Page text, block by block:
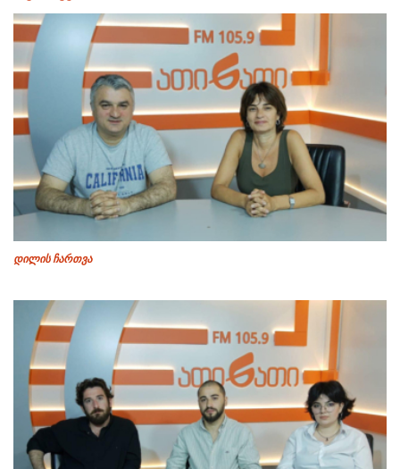
დილის ჩართვა